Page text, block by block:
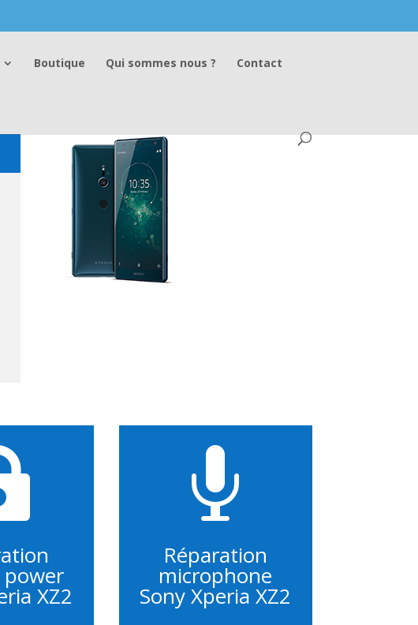
Boutique Qui sommes nous ? Contact
XZ2

Réparation
microphone
Sony Xperia XZ2